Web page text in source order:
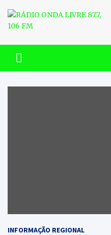
content
RÁDIO
FM
INFORMAÇÃO REGIONAL